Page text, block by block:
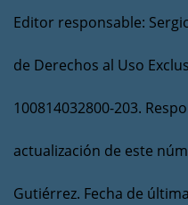
Editor responsable:
de Derechos al Uso
100814032800-203.
actualización de este
Gutiérrez. Fecha de